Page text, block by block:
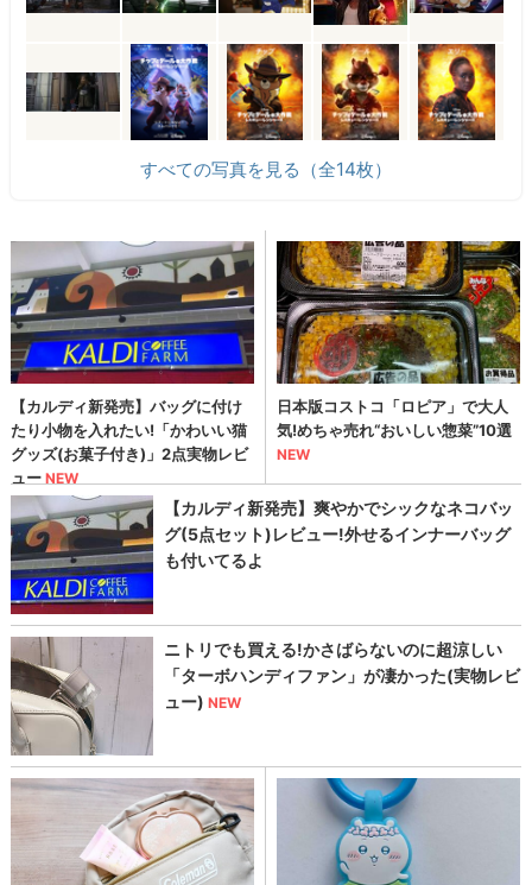
すべての写真を見る（全14枚）